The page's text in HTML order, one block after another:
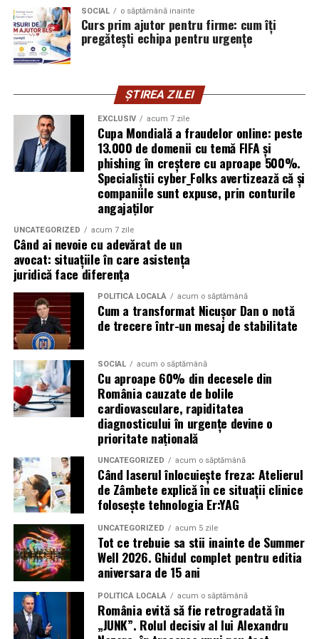
introducă parola pe o pagină clonată. În acel moment,
vigilența utilizatorului rămâne prima linie de apărare”,
explică Horațiu Șimon, Chief Technology Officer
cyber_Folks România.
Subiectul a fost semnalat și de FBI, care a inclus în
informările din ultima lună amenințările asociate
turneului, de la fraude online și furtul datelor până la
operațiuni de dezinformare.
Avertismentele publice s-au concentrat în principal
asupra fanilor și infrastructurii orașelor gazdă, însă
specialiștii atrag atenția că firmele pot fi afectate
inclusiv atunci când nu au nicio legătură directă cu
industria sportului, turismului sau vânzarea de bilete.
Atacurile sunt mai eficiente în contextul
evenimentelor globale
Campaniile de phishing asociate evenimentelor
importante profită de interesul public ridicat, de
presiunea timpului și de teama utilizatorilor că ar putea
pierde o ofertă sau o oportunitate. Mesajele care anunță
ultimele bilete disponibile, acces limitat la o transmisie
sau câștigarea unui premiu pot determina utilizatorii să
reacționeze înainte de a verifica sursa.
Turneul se încheie pe 19 iulie, iar specialiștii anticipează
o intensificare a activității frauduloase în perioada
finalei. Printre cele mai utilizate pretexte se numără
transmisiunile pirat, biletele revândute, pariurile,
tombolele, concursurile și falsele oferte de călătorie.
Pentru a răspunde riscurilor tot mai complexe,
cyber_Folks a lansat la finalul lunii iunie robo_Folks,
primul asistent AI integrat într-un panou de hosting
din România. Acesta poate efectua, la cererea
utilizatorului, un audit al securității site-ului, care
SOCIAL o săptămână inainte
Curs prim ajutor pentru firme: cum îți
pregătești echipa pentru urgențe
ȘTIREA ZILEI
EXCLUSIV acum 7 zile
Cupa Mondială a fraudelor online: peste
13.000 de domenii cu temă FIFA și
phishing în creștere cu aproape 500%.
Specialiștii cyber_Folks avertizează că și
companiile sunt expuse, prin conturile
angajaților
UNCATEGORIZED acum 7 zile
Când ai nevoie cu adevărat de un
avocat: situațiile în care asistența
juridică face diferența
POLITICĂ LOCALĂ acum o săptămână
Cum a transformat Nicușor Dan o notă
de trecere într-un mesaj de stabilitate
SOCIAL acum o săptămână
Cu aproape 60% din decesele din
România cauzate de bolile
cardiovasculare, rapiditatea
diagnosticului în urgențe devine o
prioritate națională
UNCATEGORIZED acum o săptămână
Când laserul înlocuiește freza: Atelierul
de Zâmbete explică în ce situații clinice
folosește tehnologia Er:YAG
UNCATEGORIZED acum 5 zile
Tot ce trebuie sa stii inainte de Summer
Well 2026. Ghidul complet pentru editia
aniversara de 15 ani
POLITICĂ LOCALĂ acum o săptămână
România evită să fie retrogradată în
„JUNK”. Rolul decisiv al lui Alexandru